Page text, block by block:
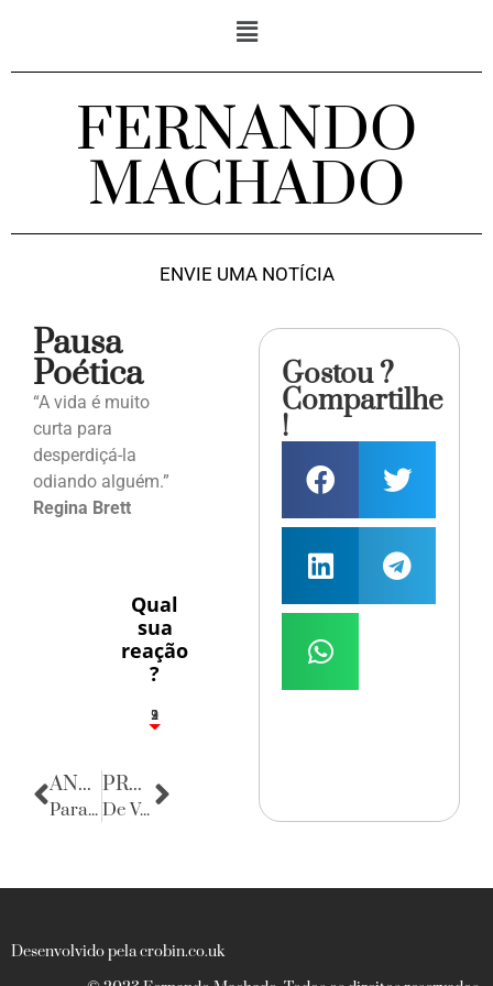
FERNANDO
MACHADO
ENVIE UMA NOTÍCIA
Pausa
Poética
“A vida é muito
curta para
desperdiçá-la
odiando alguém.”
Regina Brett
Qual
sua
reação
?
3
1
2
9
ANTERIOR
Parabéns, Diva Wanderley Lima!
PRÓXIMA
De Volta para o Passado
Gostou ?
Compartilhe
!
Desenvolvido pela crobin.co.uk